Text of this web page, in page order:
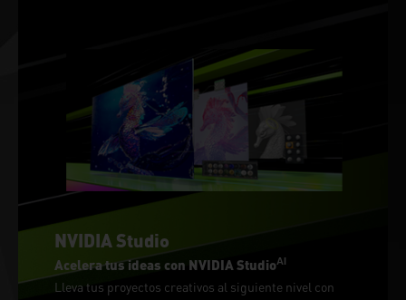
NVIDIA Studio
Acelera tus ideas con NVIDIA StudioAI
Lleva tus proyectos creativos al siguiente nivel con